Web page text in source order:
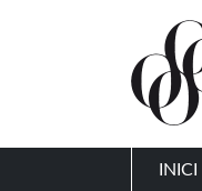
INICI